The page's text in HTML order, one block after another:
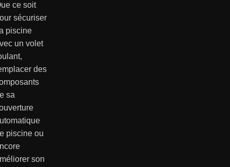
ce soit
sécuriser
piscine
un volet
des
sa
piscine ou
son